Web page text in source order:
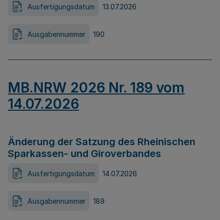
Ausfertigungsdatum 13.07.2026
Ausgabennummer 190
MB.NRW 2026 Nr. 189 vom
14.07.2026
Änderung der Satzung des Rheinischen
Sparkassen- und Giroverbandes
Ausfertigungsdatum 14.07.2026
Ausgabennummer 189